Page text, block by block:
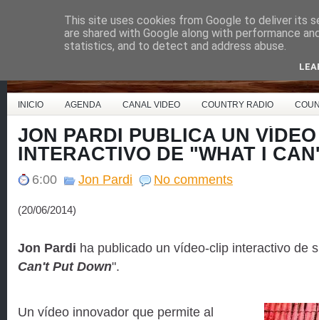
Country Music España
INICIO AGENDA CANAL VIDEO COUNTRY RADIO
JON PARDI PUBLICA UN
INTERACTIVO DE "WHAT I
6:00 Jon Pardi No comments
(20/06/2014)
Jon Pardi ha publicado un vídeo-clip interactivo de
Can't Put Down".
Un vídeo innovador que permite al
This site uses cookies from Google to deliver its
are shared with Google along with performance
statistics, and to detect and address abuse.